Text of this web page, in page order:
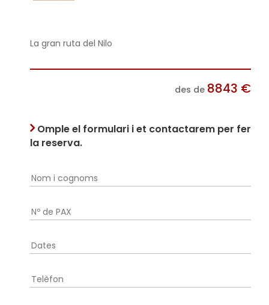
La gran ruta del Nilo
des de 8843 €
Omple el formulari i et contactarem per fer
la reserva.